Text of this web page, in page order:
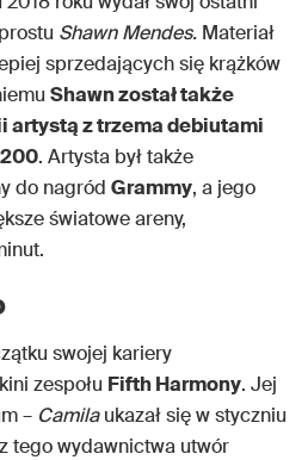
Shawn Mendes. Materiał
sprzedających się krążków
Shawn został także
artystą z trzema debiutami
. Artysta był także
do nagród Grammy, a jego
światowe areny,
swojej kariery
zespołu Fifth Harmony. Jej
– Camilaukazał się w styczniu
tego wydawnictwa utwór